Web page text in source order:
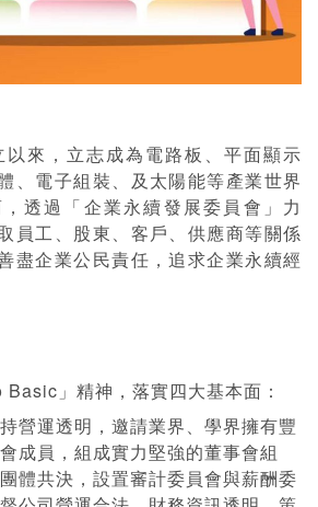
來，立志成為電路板、平面顯示
、電子組裝、及太陽能等產業世界
透過「企業永續發展委員會」力
員工、股東、客戶、供應商等關係
盡企業公民責任，追求企業永續經
」精神，落實四大基本面：
營運透明，邀請業界、學界擁有豐
成員，組成實力堅強的董事會組
體共決，設置審計委員會與薪酬委